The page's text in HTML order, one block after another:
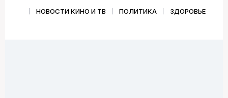
НОВОСТИ КИНО И ТВ
ПОЛИТИКА ЗДОРОВЬЕ